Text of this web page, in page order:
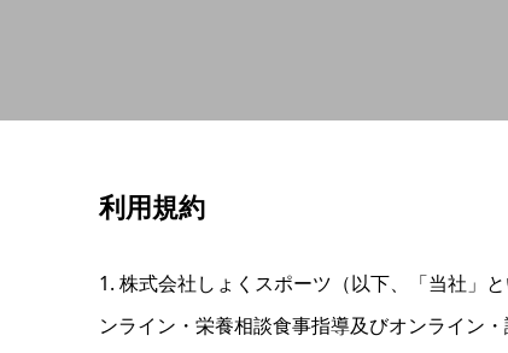
利用規約
1. 株式会社しょくスポーツ（以下、「当社
ンライン・栄養相談食事指導及びオンライン